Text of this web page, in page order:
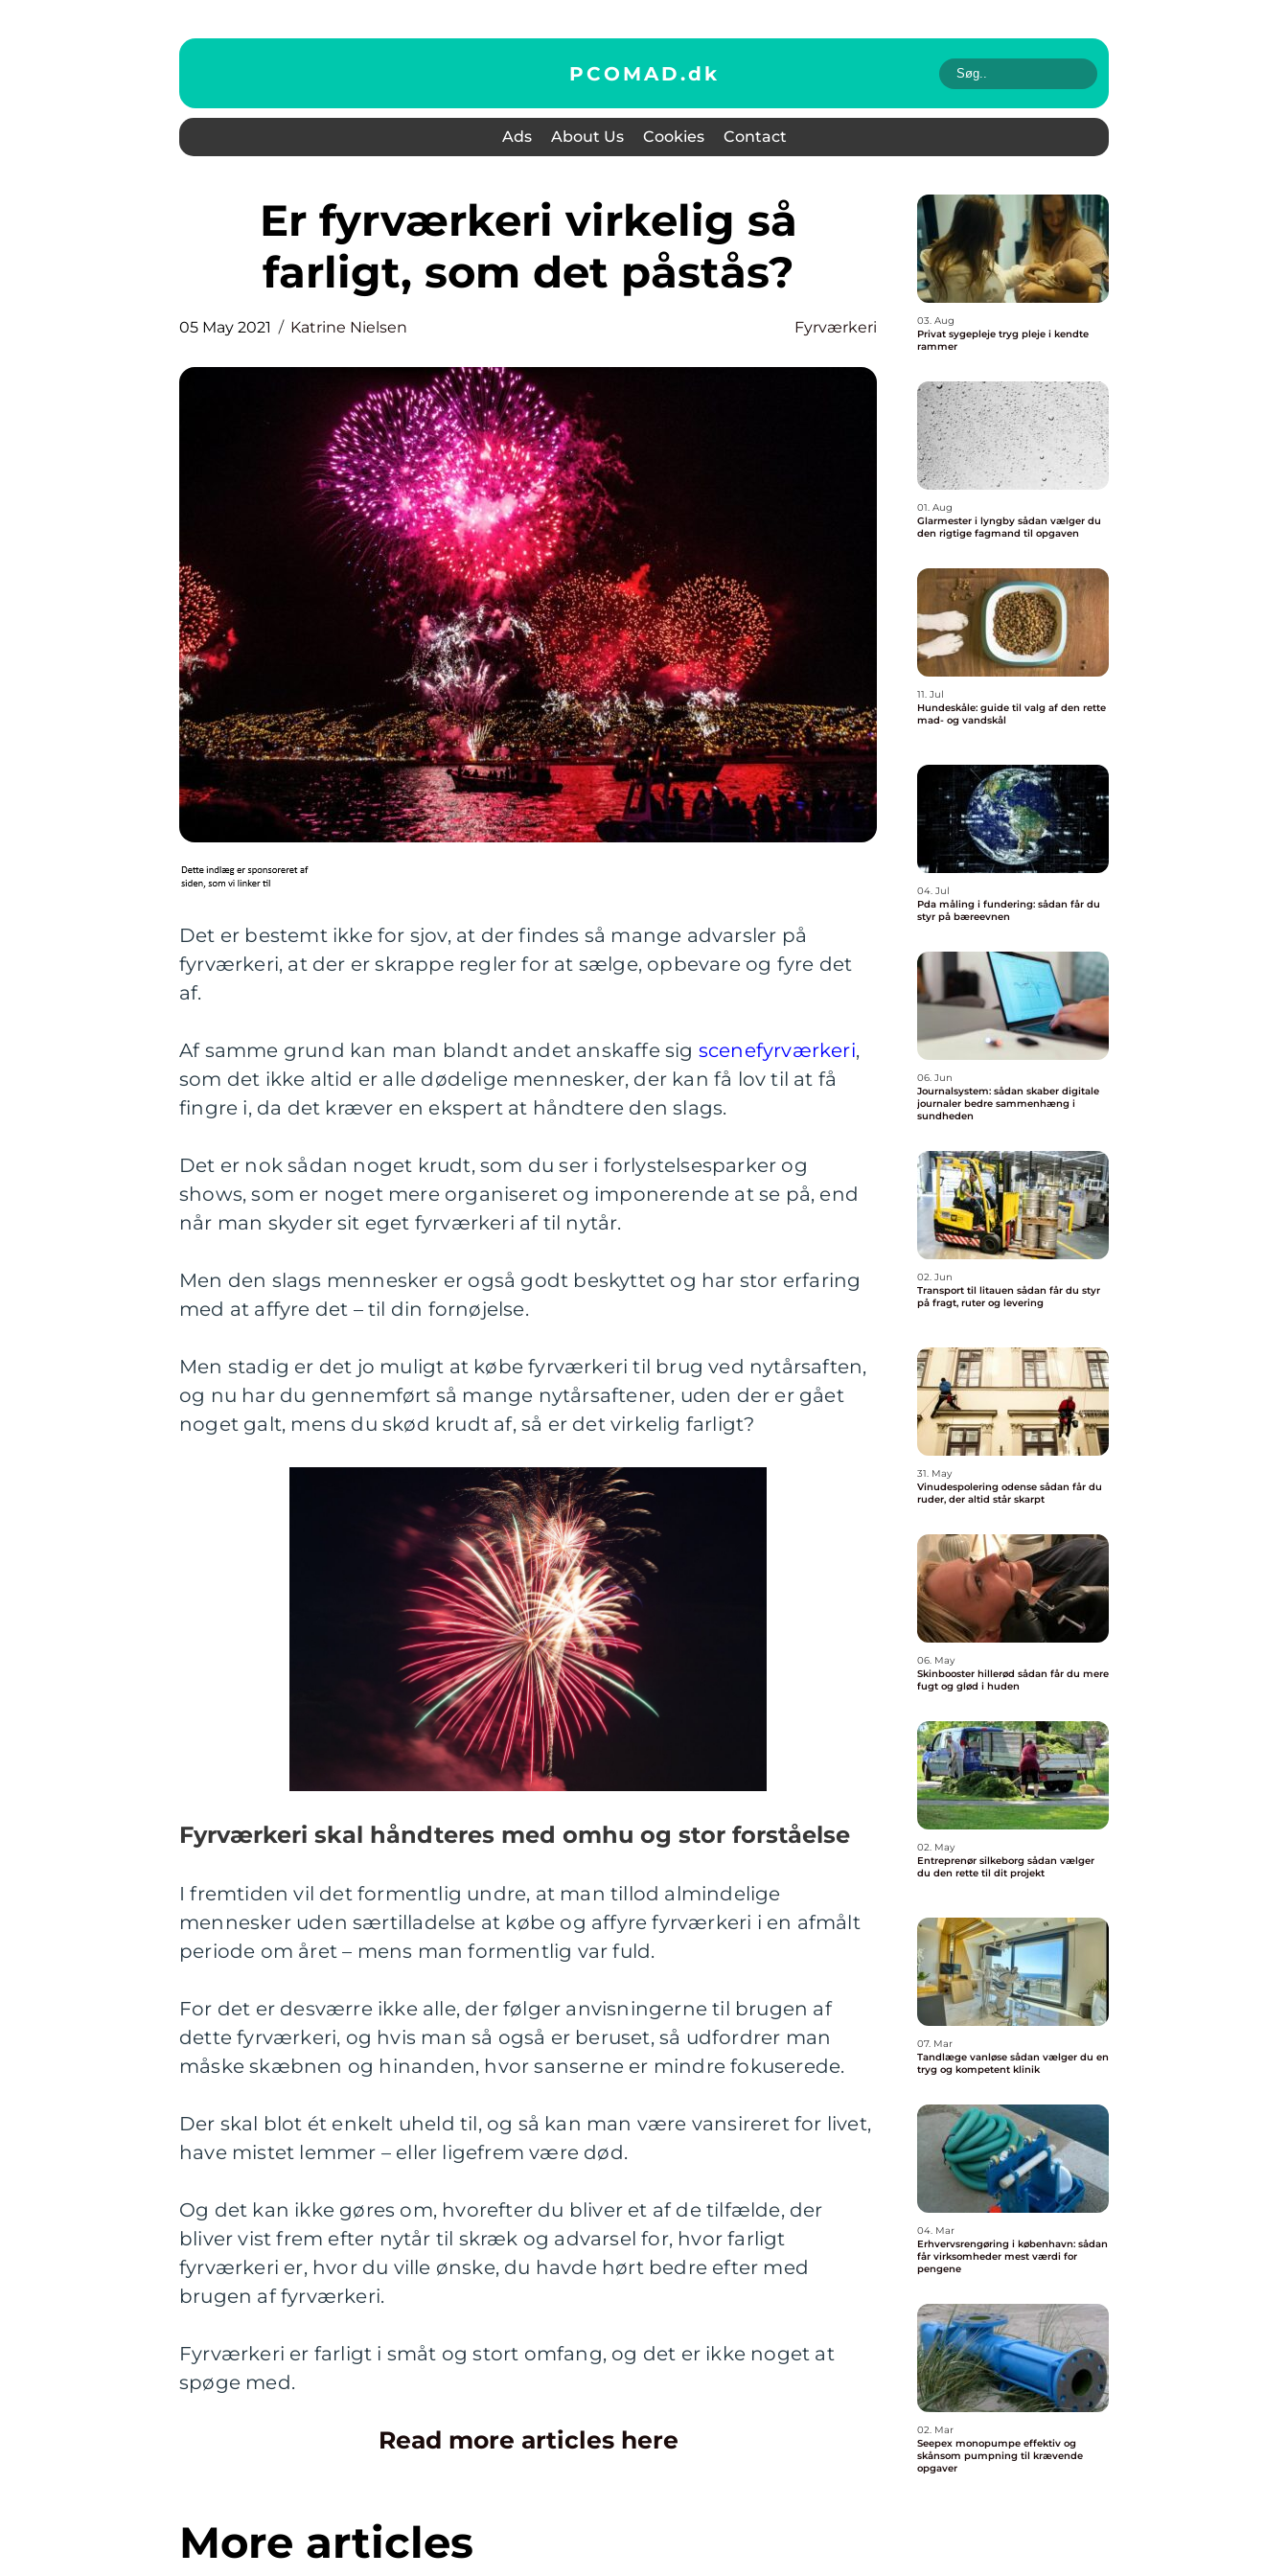
PCOMAD.dk
Ads About Us Cookies Contact
Er fyrværkeri virkelig så
farligt, som det påstås?
05 May 2021 Katrine Nielsen Fyrværkeri
Det er bestemt ikke for sjov, at der findes så mange advarsler på
fyrværkeri, at der er skrappe regler for at sælge, opbevare og fyre det
af.
Af samme grund kan man blandt andet anskaffe sig scenefyrværkeri,
som det ikke altid er alle dødelige mennesker, der kan få lov til at få
fingre i, da det kræver en ekspert at håndtere den slags.
Det er nok sådan noget krudt, som du ser i forlystelsesparker og
shows, som er noget mere organiseret og imponerende at se på, end
når man skyder sit eget fyrværkeri af til nytår.
Men den slags mennesker er også godt beskyttet og har stor erfaring
med at affyre det – til din fornøjelse.
Men stadig er det jo muligt at købe fyrværkeri til brug ved nytårsaften,
og nu har du gennemført så mange nytårsaftener, uden der er gået
noget galt, mens du skød krudt af, så er det virkelig farligt?
Fyrværkeri skal håndteres med omhu og stor forståelse
I fremtiden vil det formentlig undre, at man tillod almindelige
mennesker uden særtilladelse at købe og affyre fyrværkeri i en afmålt
periode om året – mens man formentlig var fuld.
For det er desværre ikke alle, der følger anvisningerne til brugen af
dette fyrværkeri, og hvis man så også er beruset, så udfordrer man
måske skæbnen og hinanden, hvor sanserne er mindre fokuserede.
Der skal blot ét enkelt uheld til, og så kan man være vansireret for livet,
have mistet lemmer – eller ligefrem være død.
Og det kan ikke gøres om, hvorefter du bliver et af de tilfælde, der
bliver vist frem efter nytår til skræk og advarsel for, hvor farligt
fyrværkeri er, hvor du ville ønske, du havde hørt bedre efter med
brugen af fyrværkeri.
Fyrværkeri er farligt i småt og stort omfang, og det er ikke noget at
spøge med.
Read more articles here
More articles
03. Aug
Privat sygepleje tryg pleje i kendte
rammer
01. Aug
Glarmester i lyngby sådan vælger du
den rigtige fagmand til opgaven
11. Jul
Hundeskåle: guide til valg af den rette
mad- og vandskål
04. Jul
Pda måling i fundering: sådan får du
styr på bæreevnen
06. Jun
Journalsystem: sådan skaber digitale
journaler bedre sammenhæng i
sundheden
02. Jun
Transport til litauen sådan får du styr
på fragt, ruter og levering
31. May
Vinudespolering odense sådan får du
ruder, der altid står skarpt
06. May
Skinbooster hillerød sådan får du mere
fugt og glød i huden
02. May
Entreprenør silkeborg sådan vælger
du den rette til dit projekt
07. Mar
Tandlæge vanløse sådan vælger du en
tryg og kompetent klinik
04. Mar
Erhvervsrengøring i københavn: sådan
får virksomheder mest værdi for
pengene
02. Mar
Seepex monopumpe effektiv og
skånsom pumpning til krævende
opgaver